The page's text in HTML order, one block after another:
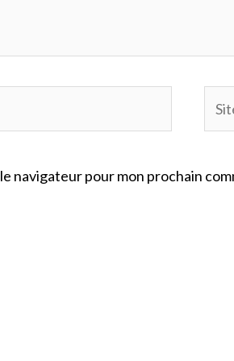
navigateur pour mon prochain